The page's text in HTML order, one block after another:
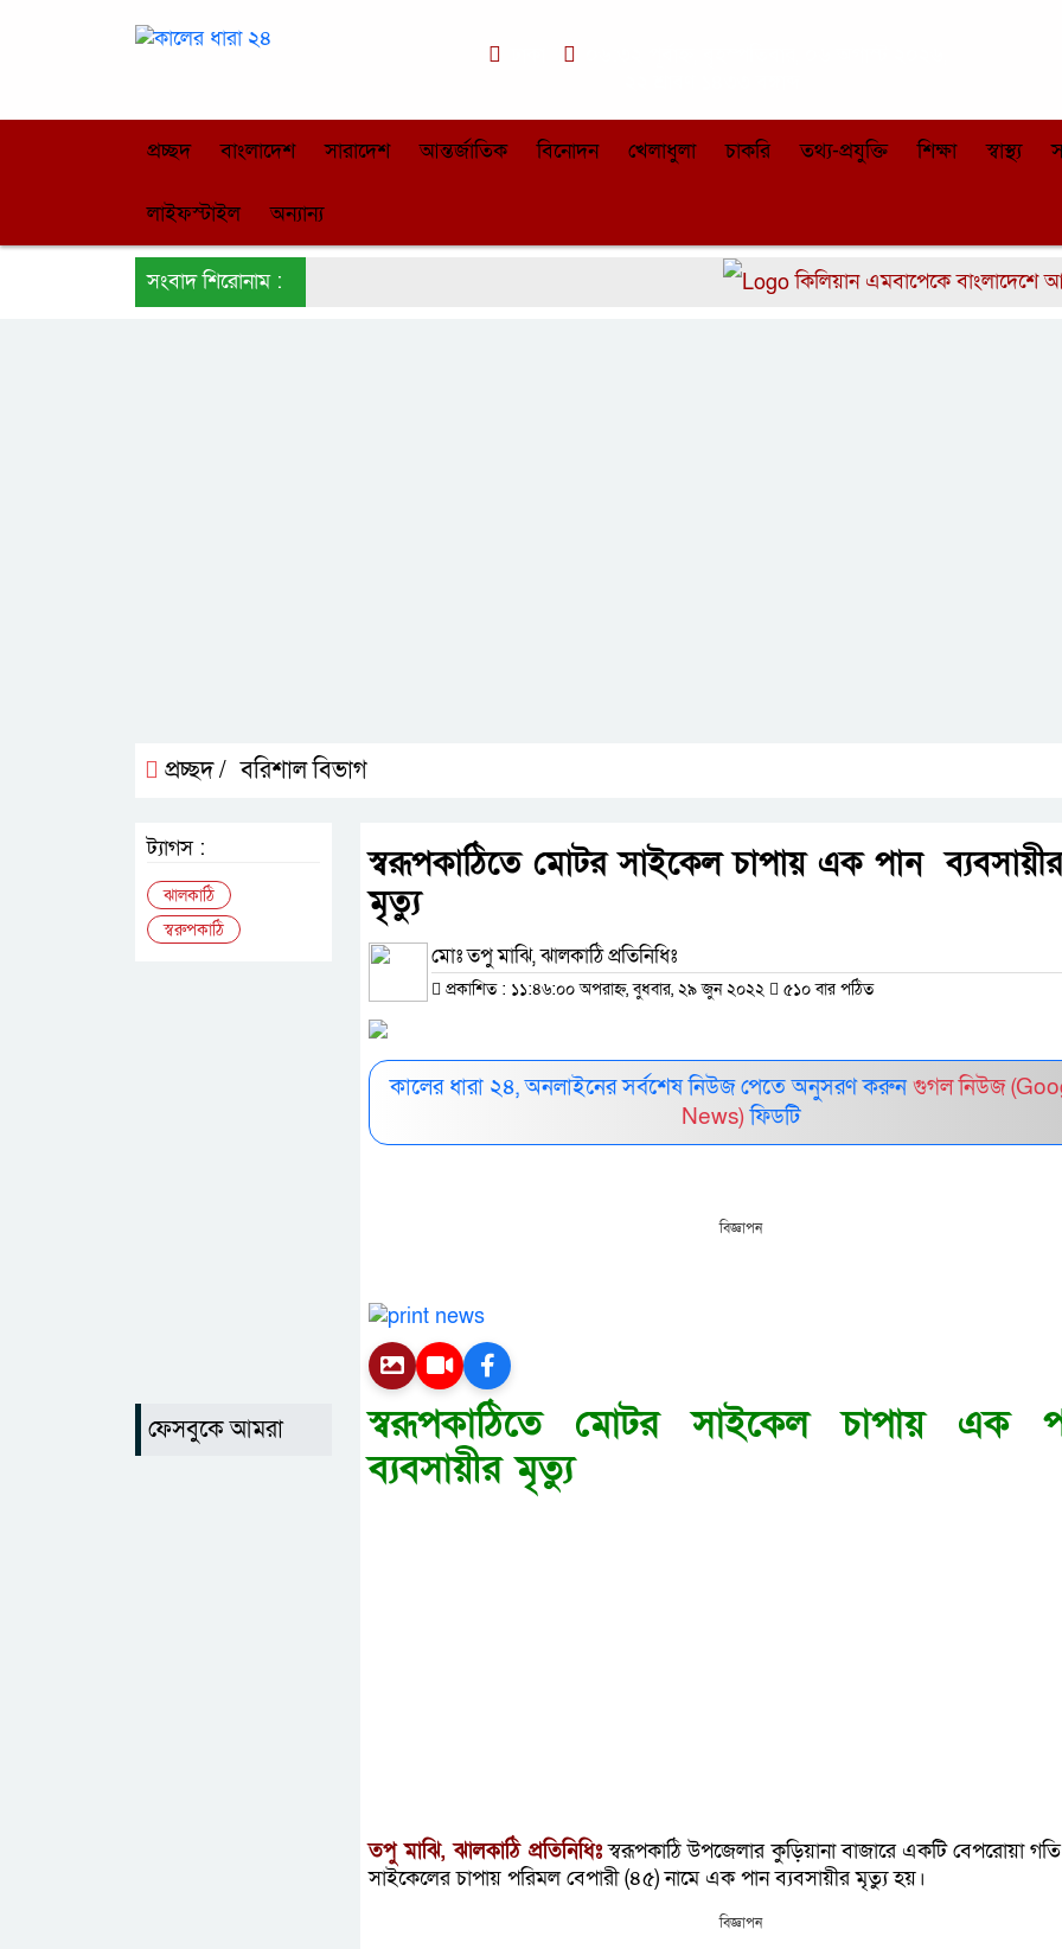
প্রচ্ছদ বাংলাদেশ সারাদেশ আন্তর্জাতিক বিনোদন খেলাধুলা চাকরি তথ্য-প্রযুক্তি শিক্ষা স্বাস্থ্য
লাইফস্টাইল অন্যান্য
সংবাদ শিরোনাম : কিলিয়ান এমবাপেকে বাংলাদেশে আনতে
প্রচ্ছদ / বরিশাল বিভাগ
স্বরূপকাঠিতে মোটর সাইকেল চাপায় এক পান ব্যবসায়ীর
মৃত্যু
মোঃ তপু মাঝি, ঝালকাঠি প্রতিনিধিঃ
প্রকাশিত : ১১:৪৬:০০ অপরাহ্ন, বুধবার, ২৯ জুন ২০২২ ৫১০ বার পঠিত
কালের ধারা ২৪, অনলাইনের সর্বশেষ নিউজ পেতে অনুসরণ করুনগুগল নিউজ
News) ফিডটি
বিজ্ঞাপন
স্বরূপকাঠিতে মোটর সাইকেল চাপায় এক
ব্যবসায়ীর মৃত্যু
তপু মাঝি, ঝালকাঠি প্রতিনিধিঃস্বরূপকাঠি উপজেলার কুড়িয়ানা বাজারে একটি বেপরোয়া
সাইকেলের চাপায় পরিমল বেপারী (৪৫) নামে এক পান ব্যবসায়ীর মৃত্যু হয়।
বিজ্ঞাপন
ট্যাগস :
ঝালকাঠি
স্বরুপকাঠি
ফেসবুকে আমরা